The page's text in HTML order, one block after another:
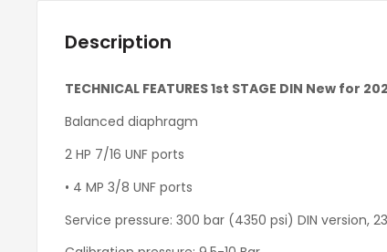
Description
TECHNICAL FEATURES 1st STAGE DIN New for
Balanced diaphragm
2 HP 7/16 UNF ports
• 4 MP 3/8 UNF ports
Service pressure: 300 bar (4350 psi) DIN version,